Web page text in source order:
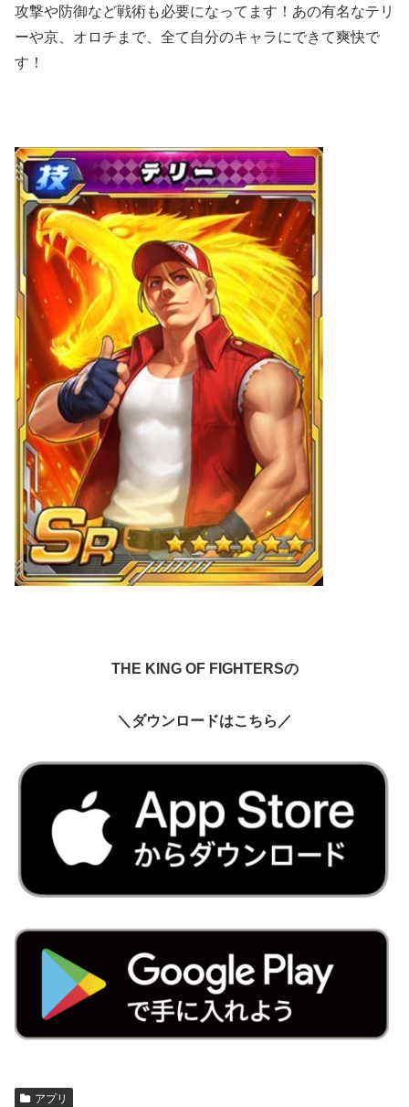
攻撃や防御など戦術も必要になってます！あの有名なテリ
ーや京、オロチまで、全て自分のキャラにできて爽快で
す！
THE KING OF FIGHTERSの
＼ダウンロードはこちら／
アプリ